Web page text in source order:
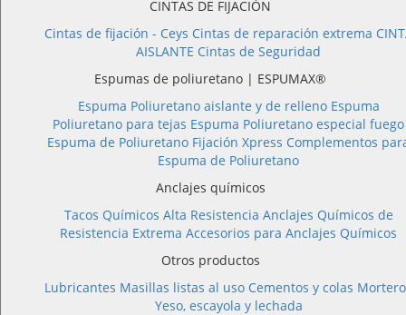
CINTAS DE FIJACIÓN
Cintas de fijación - Ceys Cintas de reparación extrema
AISLANTE Cintas de Seguridad
Espumas de poliuretano | ESPUMAX®
Espuma Poliuretano aislante y de relleno Espuma
Poliuretano para tejas Espuma Poliuretano especial fuego
Espuma de Poliuretano Fijación Xpress Complementos
Espuma de Poliuretano
Anclajes químicos
Tacos Químicos Alta Resistencia Anclajes Químicos de
Resistencia Extrema Accesorios para Anclajes Químicos
Otros productos
Lubricantes Masillas listas al uso Cementos y colas
Yeso, escayola y lechada